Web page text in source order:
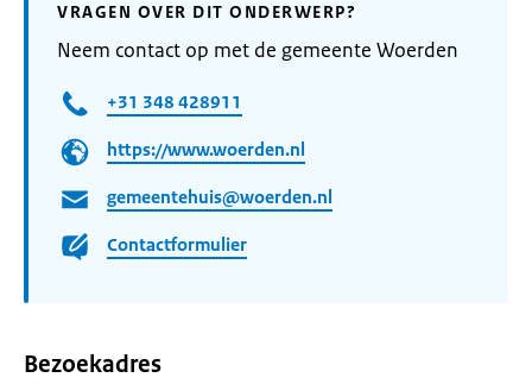
VRAGEN OVER DIT ONDERWERP?
Neem contact op met de gemeente Woerden
+31 348 428911
https://www.woerden.nl
gemeentehuis@woerden.nl
Contactformulier
Bezoekadres